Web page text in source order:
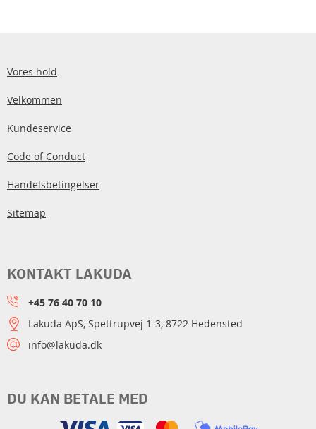
Vores hold
Velkommen
Kundeservice
Code of Conduct
Handelsbetingelser
Sitemap
DU KAN BETALE MED
KONTAKT LAKUDA
+45 76 40 70 10
Lakuda ApS, Spettrupvej 1-3, 8722 Hedensted
info@lakuda.dk